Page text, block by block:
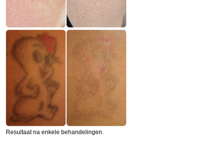
Resultaat na enkele behandelingen.